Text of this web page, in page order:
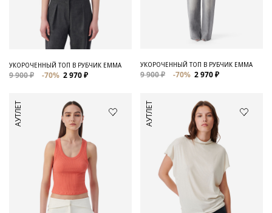
Обувь и Аксессуары
Для нее
Сумки и аксессуары
УКОРОЧЕННЫЙ ТОП В РУБЧИК EMMA
9 900 ₽ -70% 2 970 ₽
УКОРОЧЕННЫЙ ТОП В РУБЧИК EMMA
9 900 ₽ -70% 2 970 ₽
АУТЛЕТ АУТЛЕТ